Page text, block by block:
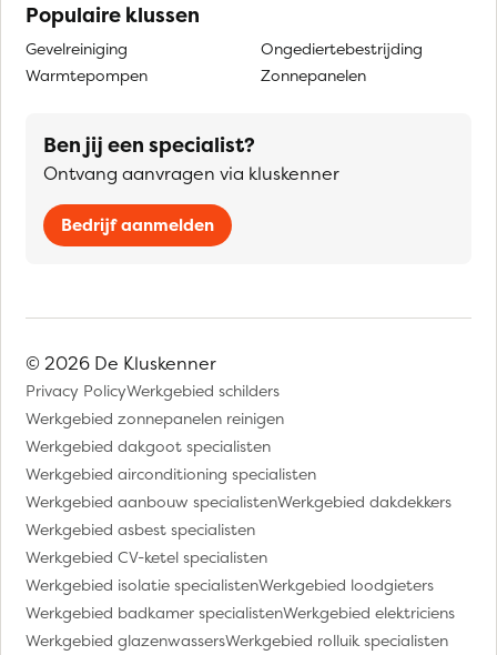
Populaire klussen
Gevelreiniging
Warmtepompen
Ongediertebestrijding
Zonnepanelen
Ben jij een specialist?
Ontvang aanvragen via kluskenner
Bedrijf aanmelden
© 2026 De Kluskenner
Privacy PolicyWerkgebied schilders
Werkgebied zonnepanelen reinigen
Werkgebied dakgoot specialisten
Werkgebied airconditioning specialisten
Werkgebied aanbouw specialistenWerkgebied dakdekkers
Werkgebied asbest specialisten
Werkgebied CV-ketel specialisten
Werkgebied isolatie specialistenWerkgebied loodgieters
Werkgebied badkamer specialistenWerkgebied elektriciens
Werkgebied glazenwassersWerkgebied rolluik specialisten